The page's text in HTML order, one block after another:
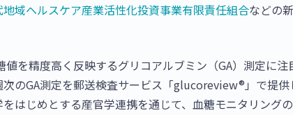
地域ヘルスケア産業活性化投資事業有限責任組合などの
値を精度高く反映するグリコアルブミン（GA）測定に
のGA測定を郵送検査サービス「glucoreview®」で提
はじめとする産官学連携を通じて、血糖モニタリング